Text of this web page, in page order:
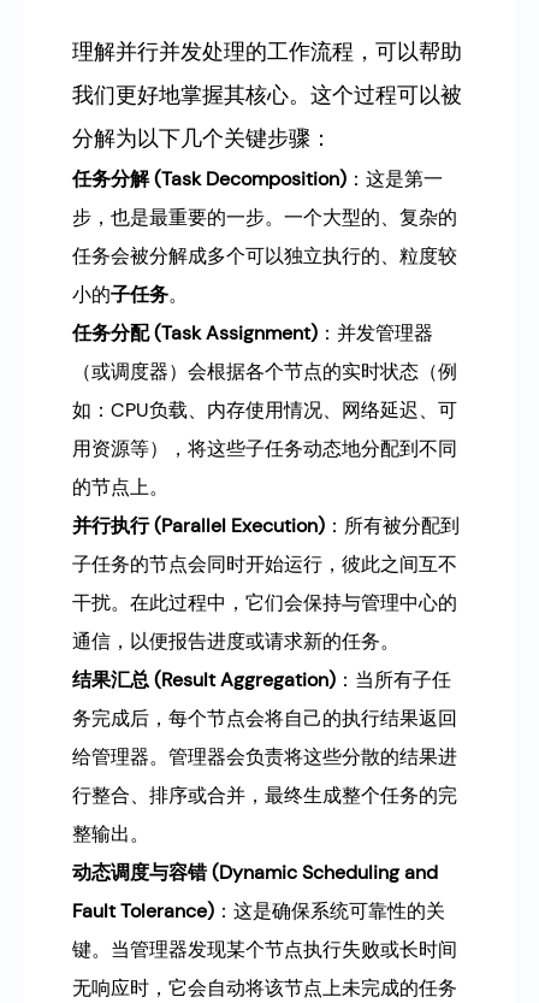
理解并行并发处理的工作流程，可以帮助
我们更好地掌握其核心。这个过程可以被
分解为以下几个关键步骤：
任务分解 (Task Decomposition) ：这是第一
步，也是最重要的一步。一个大型的、复杂的
任务会被分解成多个可以独立执行的、粒度较
小的子任务。
任务分配 (Task Assignment) ：并发管理器
（或调度器）会根据各个节点的实时状态（例
如：CPU负载、内存使用情况、网络延迟、可
用资源等），将这些子任务动态地分配到不同
的节点上。
并行执行 (Parallel Execution) ：所有被分配到
子任务的节点会同时开始运行，彼此之间互不
干扰。在此过程中，它们会保持与管理中心的
通信，以便报告进度或请求新的任务。
结果汇总 (Result Aggregation) ：当所有子任
务完成后，每个节点会将自己的执行结果返回
给管理器。管理器会负责将这些分散的结果进
行整合、排序或合并，最终生成整个任务的完
整输出。
动态调度与容错 (Dynamic Scheduling and
Fault Tolerance) ：这是确保系统可靠性的关
键。当管理器发现某个节点执行失败或长时间
无响应时，它会自动将该节点上未完成的任务